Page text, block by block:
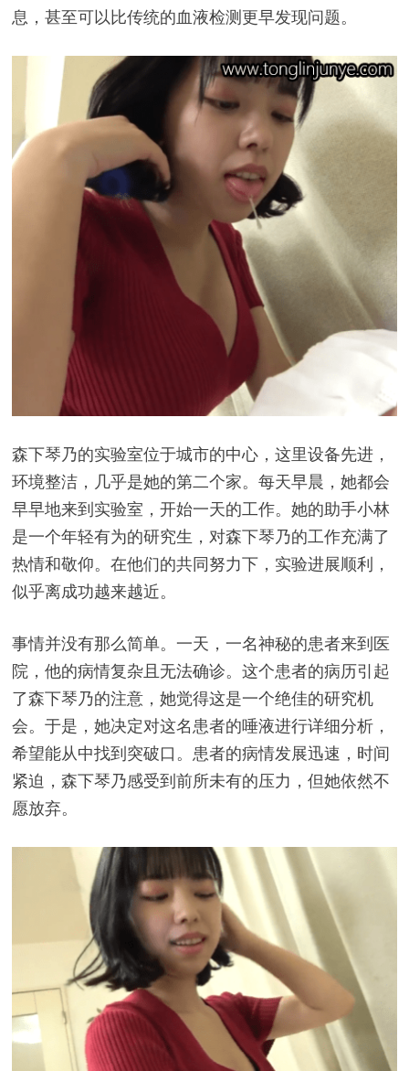
息，甚至可以比传统的血液检测更早发现问题。
森下琴乃的实验室位于城市的中心，这里设备先进，
环境整洁，几乎是她的第二个家。每天早晨，她都会
早早地来到实验室，开始一天的工作。她的助手小林
是一个年轻有为的研究生，对森下琴乃的工作充满了
热情和敬仰。在他们的共同努力下，实验进展顺利，
似乎离成功越来越近。
事情并没有那么简单。一天，一名神秘的患者来到医
院，他的病情复杂且无法确诊。这个患者的病历引起
了森下琴乃的注意，她觉得这是一个绝佳的研究机
会。于是，她决定对这名患者的唾液进行详细分析，
希望能从中找到突破口。患者的病情发展迅速，时间
紧迫，森下琴乃感受到前所未有的压力，但她依然不
愿放弃。